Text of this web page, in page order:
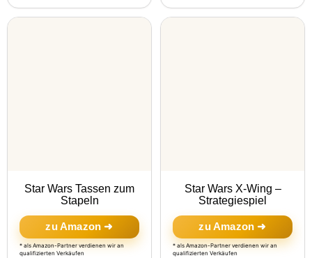
Star Wars Tassen zum
Stapeln
zu Amazon ➜
* als Amazon-Partner verdienen wir an
qualifizierten Verkäufen
Star Wars X-Wing –
Strategiespiel
zu Amazon ➜
* als Amazon-Partner verdienen wir an
qualifizierten Verkäufen